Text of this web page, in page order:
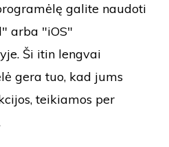
galite naudoti
arba "iOS"
Ši itin lengvai
gera tuo, kad jums
teikiamos per